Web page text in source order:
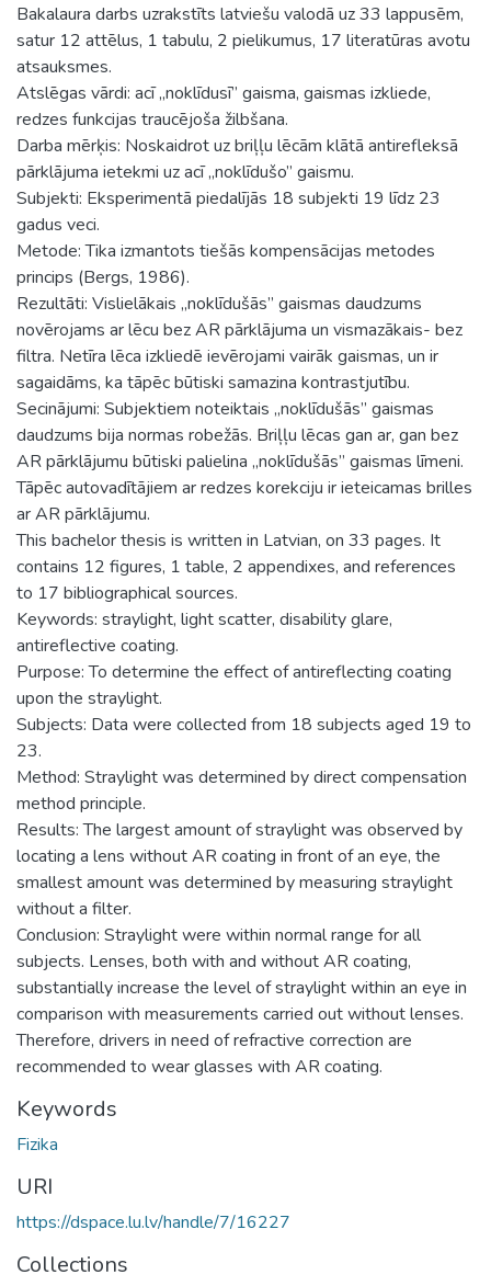
Bakalaura darbs uzrakstīts latviešu valodā uz 33 lappusēm,
satur 12 attēlus, 1 tabulu, 2 pielikumus, 17 literatūras avotu
atsauksmes.
Atslēgas vārdi: acī „noklīdusī” gaisma, gaismas izkliede,
redzes funkcijas traucējoša žilbšana.
Darba mērķis: Noskaidrot uz briļļu lēcām klātā antirefleksā
pārklājuma ietekmi uz acī „noklīdušo” gaismu.
Subjekti: Eksperimentā piedalījās 18 subjekti 19 līdz 23
gadus veci.
Metode: Tika izmantots tiešās kompensācijas metodes
princips (Bergs, 1986).
Rezultāti: Vislielākais „noklīdušās” gaismas daudzums
novērojams ar lēcu bez AR pārklājuma un vismazākais- bez
filtra. Netīra lēca izkliedē ievērojami vairāk gaismas, un ir
sagaidāms, ka tāpēc būtiski samazina kontrastjutību.
Secinājumi: Subjektiem noteiktais „noklīdušās” gaismas
daudzums bija normas robežās. Briļļu lēcas gan ar, gan bez
AR pārklājumu būtiski palielina „noklīdušās” gaismas līmeni.
Tāpēc autovadītājiem ar redzes korekciju ir ieteicamas brilles
ar AR pārklājumu.
This bachelor thesis is written in Latvian, on 33 pages. It
contains 12 figures, 1 table, 2 appendixes, and references
to 17 bibliographical sources.
Keywords: straylight, light scatter, disability glare,
antireflective coating.
Purpose: To determine the effect of antireflecting coating
upon the straylight.
Subjects: Data were collected from 18 subjects aged 19 to
23.
Method: Straylight was determined by direct compensation
method principle.
Results: The largest amount of straylight was observed by
locating a lens without AR coating in front of an eye, the
smallest amount was determined by measuring straylight
without a filter.
Conclusion: Straylight were within normal range for all
subjects. Lenses, both with and without AR coating,
substantially increase the level of straylight within an eye in
comparison with measurements carried out without lenses.
Therefore, drivers in need of refractive correction are
recommended to wear glasses with AR coating.
Keywords
Fizika
URI
https://dspace.lu.lv/handle/7/16227
Collections